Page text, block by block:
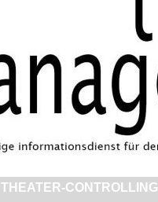
THEATER-CONTROLLING